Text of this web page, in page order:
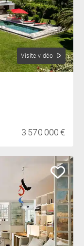
Visite vidéo
3 570 000 €